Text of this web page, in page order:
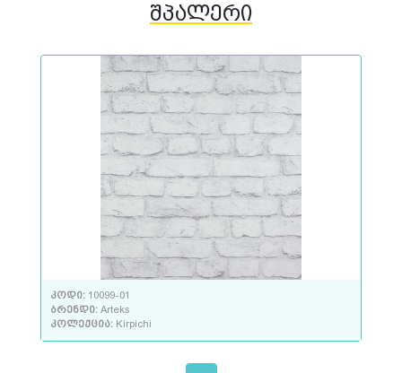
შპალერი
კოდი: 10099-01
ბრენდი: Arteks
კოლექცია: Kirpichi